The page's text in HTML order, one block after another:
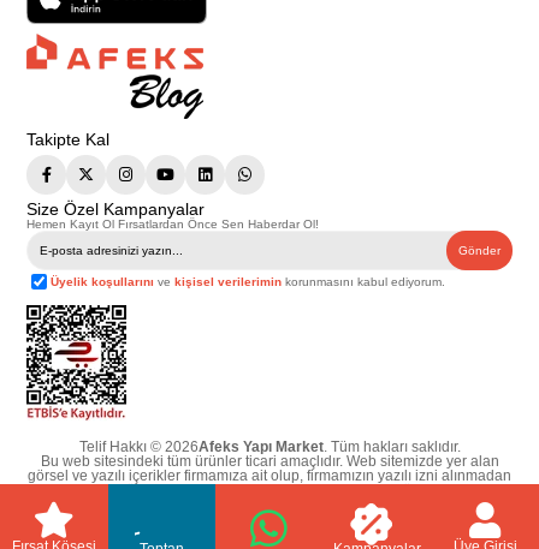
Takipte Kal
Size Özel Kampanyalar
Hemen Kayıt Ol Fırsatlardan Önce Sen Haberdar Ol!
Gönder
Üyelik koşullarını vekişisel verilerimin korunmasını kabul ediyorum.
Telif Hakkı © 2026Afeks Yapı Market. Tüm hakları saklıdır.
Bu web sitesindeki tüm ürünler ticari amaçlıdır. Web sitemizde yer alan
görsel ve yazılı içerikler firmamıza ait olup, firmamızın yazılı izni alınmadan
hiçbir yazılı/görsel içerik, logo, kopyalanamaz, kaynak gösterilemez ve
başka yerlerde kullanılamaz. İçeriklerin izin alınmadan kopyalanması ve
kullanılması 5846 sayılı Fikir ve Sanat Eserleri Yasasına göre suçtur.